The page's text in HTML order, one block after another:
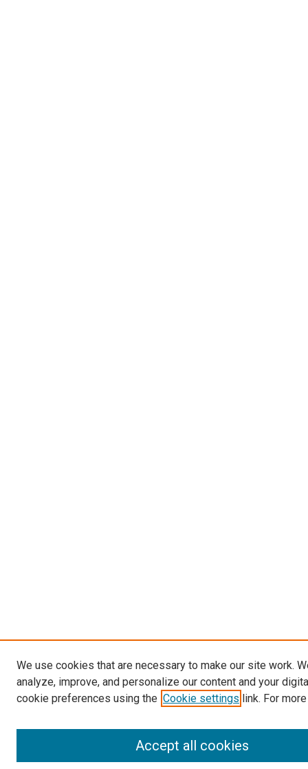
We use cookies that are necessary to make our site work.
analyze, improve, and personalize our content and your
cookie preferences using the Cookie settings link. For
Accept all cookies